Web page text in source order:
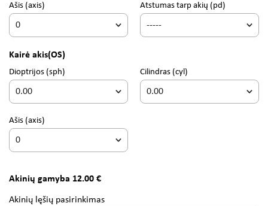
Ašis (axis) Atstumas tarp akių (pd)
Kairė akis(OS)
Dioptrijos (sph) Cilindras (cyl)
Ašis (axis)
Akinių gamyba 12.00 €
Akinių lęšių pasirinkimas